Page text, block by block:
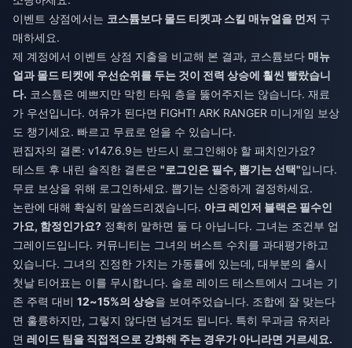
이벤트 상점에서는 코스튬보다 몰드 티켓과 스킬 매뉴얼을 먼저 구
매하세요.
제 계정에서 이벤트 상점 지출을 비교해 본 결과, 코스튬보다 매뉴
얼과 몰드 티켓에 우선순위를 두는 것이 전력 상승에 훨씬 빨랐습니
다. 코스튬은 예쁘지만 막힌 타워 층을 뚫어주지는 않습니다. 재료
가 우선입니다. 여유가 된다면 FIGHT! ARK RANGER 미니게임 보상
도 챙기세요. 빠르고 무료로 얻을 수 있습니다.
편집자의 결론: v147.6.9는 반드시 로그인해야 할 패치인가요?
테스트 후 내린 솔직한 결론은 "로그인은 필수, 뽑기는 선택"입니다.
무료 보상을 위해 로그인하세요. 뽑기는 신중하게 결정하세요.
논란에 대해 확실히 말씀드리겠습니다. 아크 레인저 블랙은 필수인
가요, 함정인가요? 정확히 말하면 둘 다 아닙니다. 그녀는 조건부 업
그레이드입니다. 커뮤니티는 그녀의 버스트 수치를 과대평가하고
있습니다. 그녀의 진정한 가치는 가동률에 있는데, 대부분의 출시
첫날 티어표는 이를 무시합니다. 솔로 레이드 테스트에서 그녀는 기
존 주력 대비 12~15%의 상승을 보여주었습니다. 조합에 잘 맞는다
면 훌륭하지만, 그렇지 않다면 넘겨도 됩니다. 특히 무과금 유저라
면 레이드 팀을 직접적으로 강화해 주는 경우가 아니라면 거르세요.